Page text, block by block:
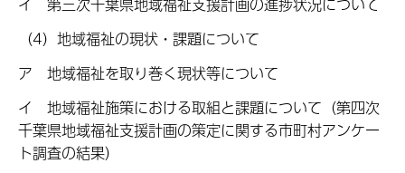
（4）地域福祉の現状・課題について
ア 地域福祉を取り巻く現状等について
イ 地域福祉施策における取組と課題について（第四次
千葉県地域福祉支援計画の策定に関する市町村アンケー
ト調査の結果）